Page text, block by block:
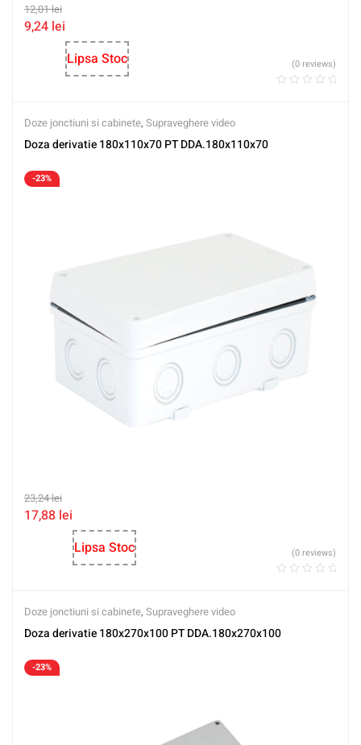
12,01lei
9,24 lei
Lipsa Stoc
(0 reviews)
Doze jonctiuni si cabinete, Supraveghere video
Doza derivatie 180x110x70 PT DDA.180x110x70
-23%
23,24lei
17,88 lei
Lipsa Stoc
(0 reviews)
Doze jonctiuni si cabinete, Supraveghere video
Doza derivatie 180x270x100 PT DDA.180x270x100
-23%